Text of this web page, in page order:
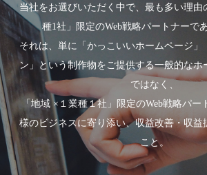
当社をお選びいただく中で、最も多い理由
種1社」限定のWeb戦略パートナーで
それは、単に「かっこいいホームページ」
ン」という制作物をご提供する一般的なホ
ではなく、
「地域 ×１業種１社」限定のWeb戦略パー
様のビジネスに寄り添い、収益改善・収益
こと。